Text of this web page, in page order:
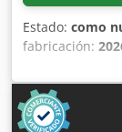
Estado: como
fabricación:
BTS,
a la
volumen de
solución